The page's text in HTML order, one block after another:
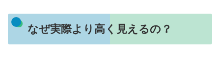
なぜ実際より高く見えるの？